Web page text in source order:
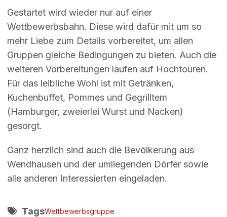
Gestartet wird wieder nur auf einer
Wettbewerbsbahn. Diese wird dafür mit um so
mehr Liebe zum Details vorbereitet, um allen
Gruppen gleiche Bedingungen zu bieten. Auch die
weiteren Vorbereitungen laufen auf Hochtouren.
Für das leibliche Wohl ist mit Getränken,
Kuchenbuffet, Pommes und Gegrilltem
(Hamburger, zweierlei Wurst und Nacken)
gesorgt.
Ganz herzlich sind auch die Bevölkerung aus
Wendhausen und der umliegenden Dörfer sowie
alle anderen Interessierten eingeladen.
TagsWettbewerbsgruppe